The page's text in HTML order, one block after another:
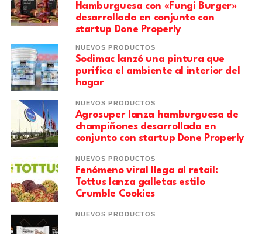
Hamburguesa con «Fungi Burger»
desarrollada en conjunto con
startup Done Properly
NUEVOS PRODUCTOS
Sodimac lanzó una pintura que
purifica el ambiente al interior del
hogar
NUEVOS PRODUCTOS
Agrosuper lanza hamburguesa de
champiñones desarrollada en
conjunto con startup Done Properly
NUEVOS PRODUCTOS
Fenómeno viral llega al retail:
Tottus lanza galletas estilo
Crumble Cookies
NUEVOS PRODUCTOS